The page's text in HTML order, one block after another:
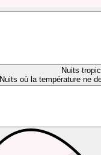
Nuits
Nuits où la température ne